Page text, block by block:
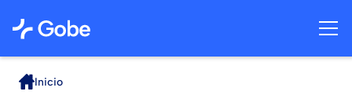
Inicio